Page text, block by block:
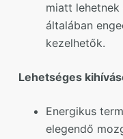
miatt
általában
kezelhetők.
Lehetséges
Energikus
elegendő